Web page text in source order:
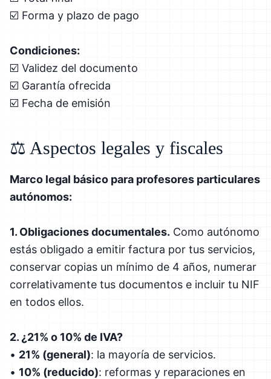
☑️ Forma y plazo de pago
Condiciones:
☑️ Validez del documento
☑️ Garantía ofrecida
☑️ Fecha de emisión
⚖️ Aspectos legales y fiscales
Marco legal básico para profesores particulares
autónomos:
1. Obligaciones documentales. Como autónomo
estás obligado a emitir factura por tus servicios,
conservar copias un mínimo de 4 años, numerar
correlativamente tus documentos e incluir tu NIF
en todos ellos.
2. ¿21% o 10% de IVA?
• 21% (general): la mayoría de servicios.
• 10% (reducido): reformas y reparaciones en